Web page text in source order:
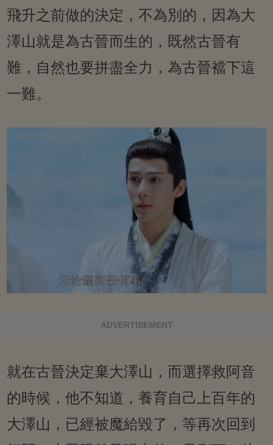
飛升之前做的決定，不為別的，因為大
澤山就是為古晉而生的，既然古晉有
難，自然也要拼盡全力，為古晉襠下這
一難。
ADVERTISEMENT
就在古晉決定棄大澤山，而選擇救阿音
的時候，他不知道，養育自己上百年的
大澤山，已經被魔給毀了，等再次回到